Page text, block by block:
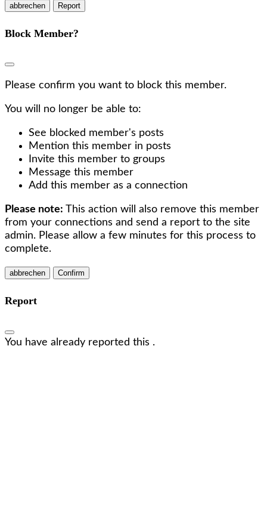
Report
Block Member?
Please confirm you want to block this member.
You will no longer be able to:
See blocked member's posts
Mention this member in posts
Invite this member to groups
Message this member
Add this member as a connection
Please note:
This action will also remove this member
from your connections and send a report to the site
admin. Please allow a few minutes for this process to
complete.
Confirm
Report
You have already reported this .